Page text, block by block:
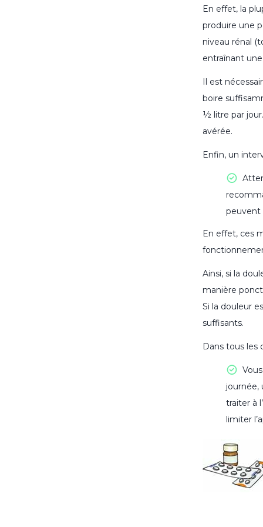
En effet, la
produire une
niveau rénal
entraînant
Il est
boire
½ litre par
avérée.
Enfin, un
peuvent
En effet, ces
Ainsi, si la
manière
Si la douleur
suffisants.
Dans tous les
journée,
traiter à
limiter